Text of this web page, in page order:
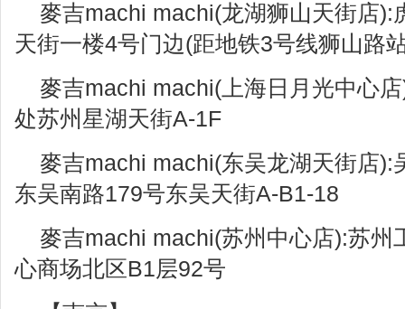
麥吉machi machi(龙湖狮山天街店):
天街一楼4号门边(距地铁3号线狮山路
麥吉machi machi(上海日月光中心
处苏州星湖天街A-1F
麥吉machi machi(东吴龙湖天街店):
东吴南路179号东吴天街A-B1-18
麥吉machi machi(苏州中心店):苏州
心商场北区B1层92号